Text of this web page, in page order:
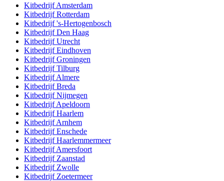
KitbedrijfAmsterdam
KitbedrijfRotterdam
Kitbedrijf's-Hertogenbosch
KitbedrijfDen Haag
KitbedrijfUtrecht
KitbedrijfEindhoven
KitbedrijfGroningen
KitbedrijfTilburg
KitbedrijfAlmere
KitbedrijfBreda
KitbedrijfNijmegen
KitbedrijfApeldoorn
KitbedrijfHaarlem
KitbedrijfArnhem
KitbedrijfEnschede
KitbedrijfHaarlemmermeer
KitbedrijfAmersfoort
Kitbedrijf Zaanstad
Kitbedrijf Zwolle
Kitbedrijf Zoetermeer